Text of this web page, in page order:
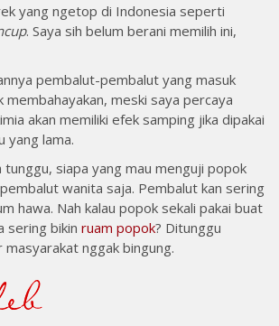
yang ngetop di Indonesia seperti
. Saya sih belum berani memilih ini,
pembalut-pembalut yang masuk
membahayakan, meski saya percaya
akan memiliki efek samping jika dipakai
yang lama.
tunggu, siapa yang mau menguji popok
pembalut wanita saja. Pembalut kan sering
hawa. Nah kalau popok sekali pakai buat
sering bikinruam popok? Ditunggu
nggak bingung.